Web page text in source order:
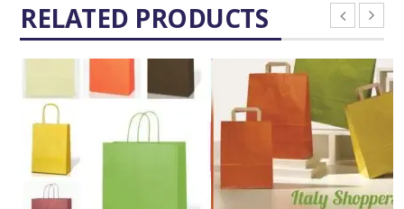
RELATED PRODUCTS